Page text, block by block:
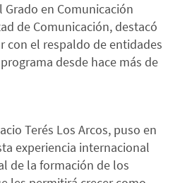
en Comunicación
de Comunicación, destacó
con el respaldo de entidades
desde hace más de
Terés Los Arcos, puso en
experiencia internacional
de la formación de los